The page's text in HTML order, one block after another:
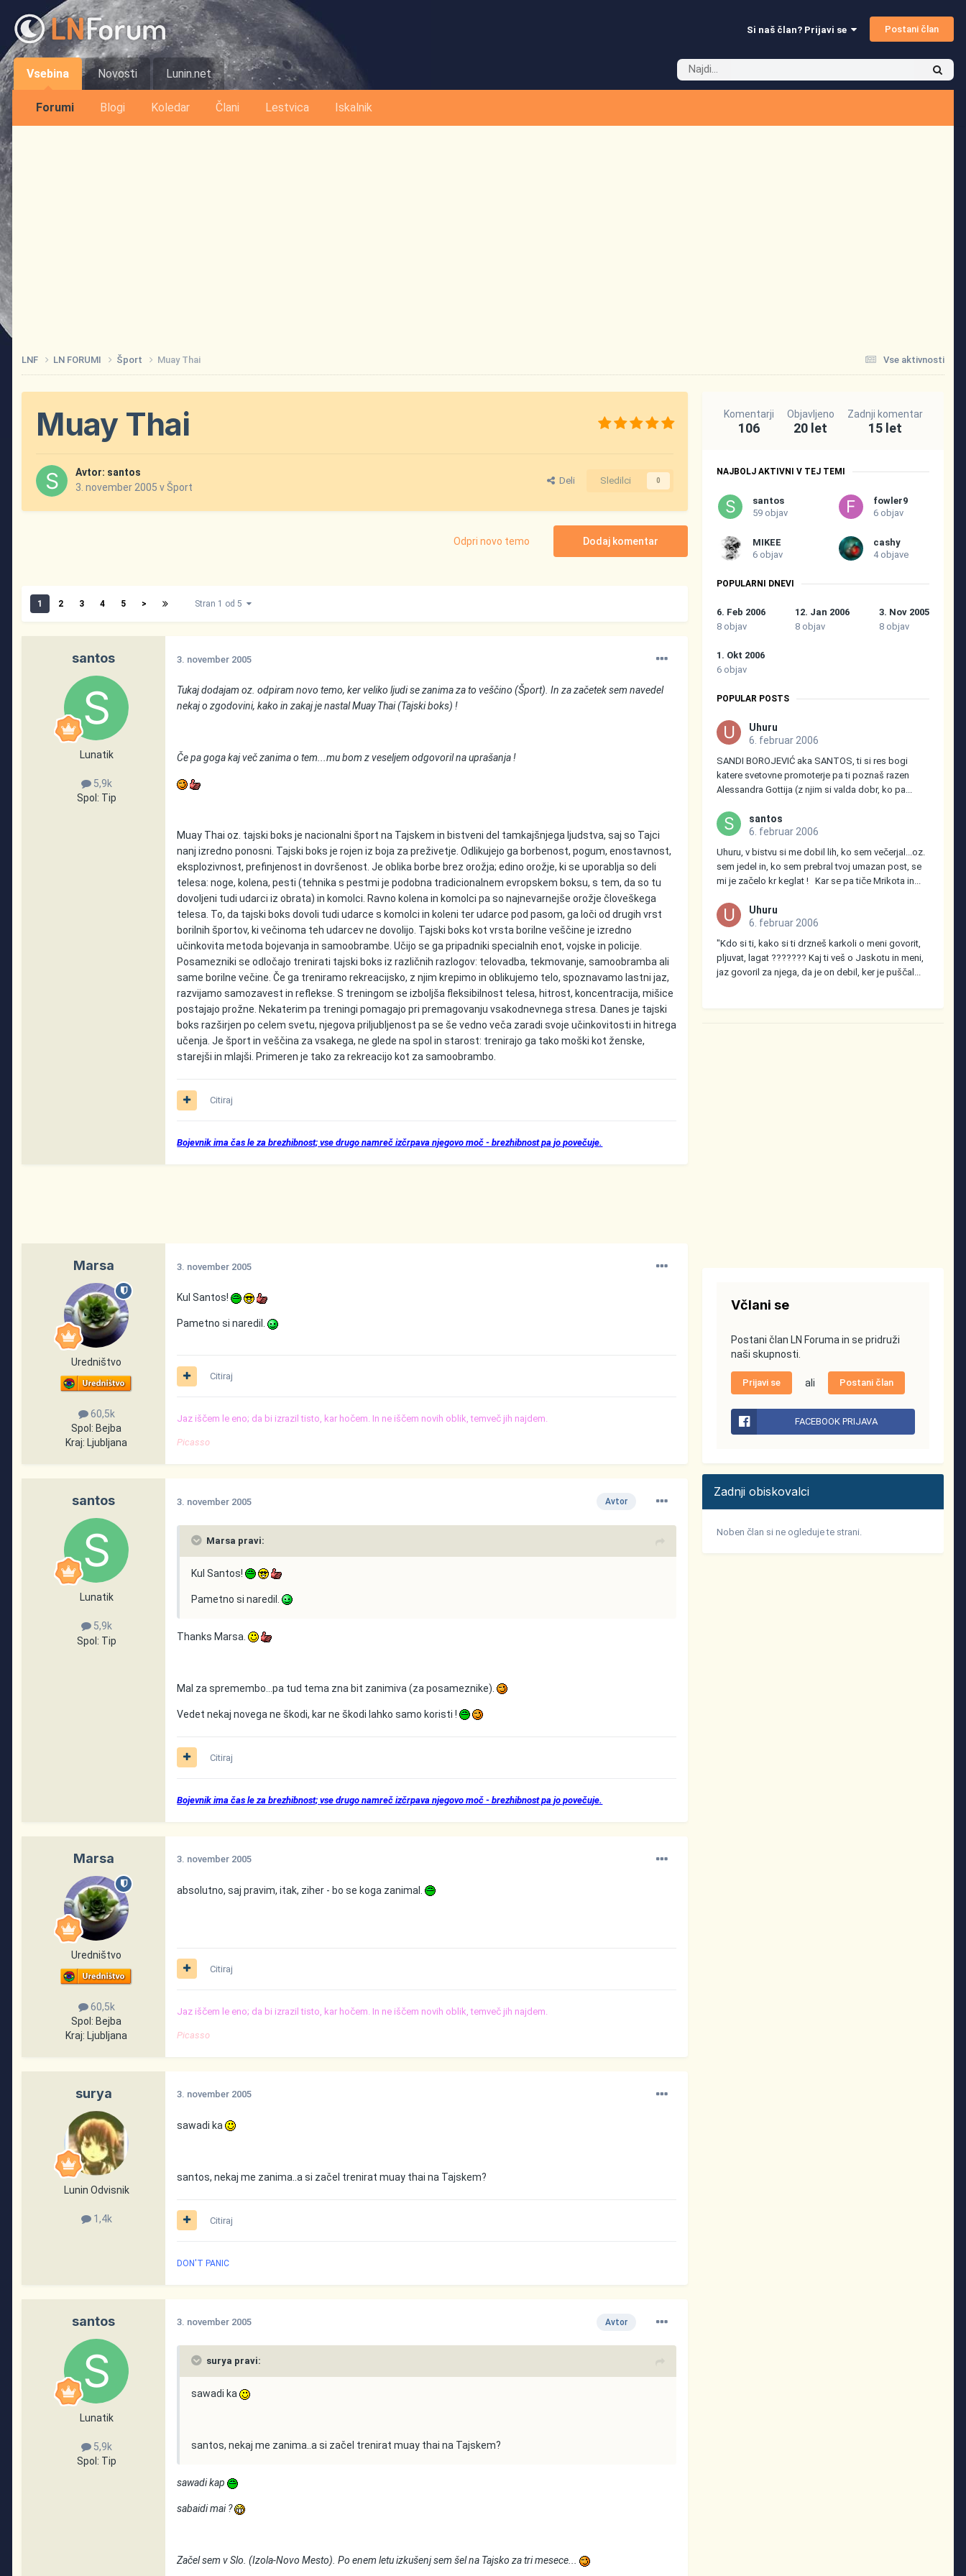
Si naš član? Prijavi se Postani član
Vsebina
Forumi Blogi Koledar Člani Lestvica Iskalnik
Novosti Lunin.net
Vse aktivnosti
LNF LN FORUMI Šport Muay Thai
Muay Thai
Avtor: santos
3. november 2005 v Šport
Deli Sledilci 0
Dodaj komentar
Odpri novo temo
1 2 3 4 5 > Stran 1 od 5
santos
Lunatik
5,9k
Spol: Tip
3. november 2005
Tukaj dodajam oz. odpiram novo temo, ker veliko ljudi se zanima za to veščino (Šport). In za začetek sem navedel
nekaj o zgodovini, kako in zakaj je nastal Muay Thai (Tajski boks) !
Če pa goga kaj več zanima o tem...mu bom z veseljem odgovoril na uprašanja !
Muay Thai oz. tajski boks je nacionalni šport na Tajskem in bistveni del tamkajšnjega ljudstva, saj so Tajci
nanj izredno ponosni. Tajski boks je rojen iz boja za preživetje. Odlikujejo ga borbenost, pogum, enostavnost,
eksplozivnost, prefinjenost in dovršenost. Je oblika borbe brez orožja; edino orožje, ki se uporablja so deli
telesa: noge, kolena, pesti (tehnika s pestmi je podobna tradicionalnem evropskem boksu, s tem, da so tu
dovoljeni tudi udarci iz obrata) in komolci. Ravno kolena in komolci pa so najnevarnejše orožje človeškega
telesa. To, da tajski boks dovoli tudi udarce s komolci in koleni ter udarce pod pasom, ga loči od drugih vrst
borilnih športov, ki večinoma teh udarcev ne dovolijo. Tajski boks kot vrsta borilne veščine je izredno
učinkovita metoda bojevanja in samoobrambe. Učijo se ga pripadniki specialnih enot, vojske in policije.
Posamezniki se odločajo trenirati tajski boks iz različnih razlogov: telovadba, tekmovanje, samoobramba ali
same borilne večine. Če ga treniramo rekreacijsko, z njim krepimo in oblikujemo telo, spoznavamo lastni jaz,
razvijamo samozavest in reflekse. S treningom se izboljša fleksibilnost telesa, hitrost, koncentracija, mišice
postajajo prožne. Nekaterim pa treningi pomagajo pri premagovanju vsakodnevnega stresa. Danes je tajski
boks razširjen po celem svetu, njegova priljubljenost pa se še vedno veča zaradi svoje učinkovitosti in hitrega
učenja. Je šport in veščina za vsakega, ne glede na spol in starost: trenirajo ga tako moški kot ženske,
starejši in mlajši. Primeren je tako za rekreacijo kot za samoobrambo.
Citiraj
Bojevnik ima čas le za brezhibnost; vse drugo namreč izčrpava njegovo moč - brezhibnost pa jo povečuje.
Marsa
Uredništvo
60,5k
Spol: Bejba
Kraj: Ljubljana
3. november 2005
Kul Santos!
Pametno si naredil.
Citiraj
Jaz iščem le eno; da bi izrazil tisto, kar hočem. In ne iščem novih oblik, temveč jih najdem.
Picasso
santos
Lunatik
5,9k
Spol: Tip
Avtor
3. november 2005
Marsa pravi:
Kul Santos!
Pametno si naredil.
Thanks Marsa.
Mal za spremembo...pa tud tema zna bit zanimiva (za posameznike).
Vedet nekaj novega ne škodi, kar ne škodi lahko samo koristi !
Citiraj
Bojevnik ima čas le za brezhibnost; vse drugo namreč izčrpava njegovo moč - brezhibnost pa jo povečuje.
Marsa
Uredništvo
60,5k
Spol: Bejba
Kraj: Ljubljana
3. november 2005
absolutno, saj pravim, itak, ziher - bo se koga zanimal.
Citiraj
Jaz iščem le eno; da bi izrazil tisto, kar hočem. In ne iščem novih oblik, temveč jih najdem.
Picasso
surya
Lunin Odvisnik
1,4k
3. november 2005
sawadi ka
santos, nekaj me zanima..a si začel trenirat muay thai na Tajskem?
Citiraj
DON'T PANIC
santos
Lunatik
5,9k
Spol: Tip
Avtor
3. november 2005
surya pravi:
sawadi ka
santos, nekaj me zanima..a si začel trenirat muay thai na Tajskem?
sawadi kap
sabaidi mai ?
Začel sem v Slo. (Izola-Novo Mesto). Po enem letu izkušenj sem šel na Tajsko za tri mesece...
Komentarji
106
Objavljeno
20 let
Zadnji komentar
15 let
NAJBOLJ AKTIVNI V TEJ TEMI
santos
59 objav
fowler9
6 objav
MIKEE
6 objav
cashy
4 objave
POPULARNI DNEVI
6. Feb 2006
8 objav
12. Jan 2006
8 objav
3. Nov 2005
8 objav
1. Okt 2006
6 objav
POPULAR POSTS
Uhuru
6. februar 2006
SANDI BOROJEVIĆ aka SANTOS, ti si res bogi
katere svetovne promoterje pa ti poznaš razen
Alessandra Gottija (z njim si valda dobr, ko pa...
santos
6. februar 2006
Uhuru, v bistvu si me dobil lih, ko sem večerjal...oz.
sem jedel in, ko sem prebral tvoj umazan post, se
mi je začelo kr keglat ! Kar se pa tiče Mrikota in...
Uhuru
6. februar 2006
"Kdo si ti, kako si ti drzneš karkoli o meni govorit,
pljuvat, lagat ??????? Kaj ti veš o Jaskotu in meni,
jaz govoril za njega, da je on debil, ker je puščal...
Včlani se
Postani član LN Foruma in se pridruži
naši skupnosti.
Prijavi se ali Postani član
FACEBOOK PRIJAVA
Zadnji obiskovalci
Noben član si ne ogleduje te strani.